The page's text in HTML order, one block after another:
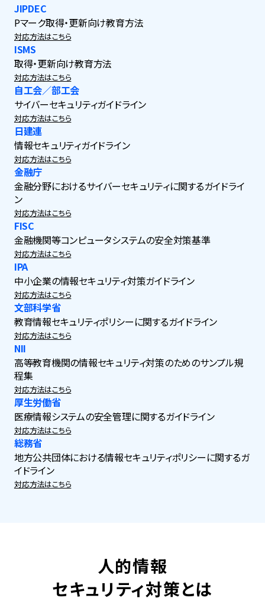
JIPDEC
Pマーク取得・更新向け教育方法
対応方法はこちら
ISMS
取得・更新向け教育方法
対応方法はこちら
自工会／部工会
サイバーセキュリティガイドライン
対応方法はこちら
日建連
情報セキュリティガイドライン
対応方法はこちら
金融庁
金融分野におけるサイバーセキュリティに関するガイドライ
ン
対応方法はこちら
FISC
金融機関等コンピュータシステムの安全対策基準
対応方法はこちら
IPA
中小企業の情報セキュリティ対策ガイドライン
対応方法はこちら
文部科学省
教育情報セキュリティポリシーに関するガイドライン
対応方法はこちら
NII
高等教育機関の情報セキュリティ対策のためのサンプル規
程集
対応方法はこちら
厚生労働省
医療情報システムの安全管理に関するガイドライン
対応方法はこちら
総務省
地方公共団体における情報セキュリティポリシーに関するガ
イドライン
対応方法はこちら
人的情報
セキュリティ対策とは